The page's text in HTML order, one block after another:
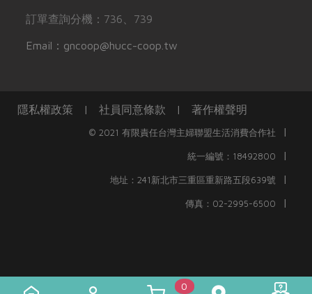
訂單查詢分機：736、739
Email：gncoop@hucc-coop.tw
隱私權政策 | 社員同意條款 | 著作權聲明
© 2021 有限責任台灣主婦聯盟生活消費合作社 |
統一編號：18492800 |
地址：241新北市三重區重新路五段639號 |
傳真：02-2995-6500 |
0